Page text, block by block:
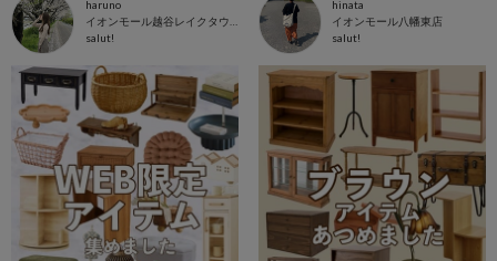
haruno
salut!
hinata
イオンモール八幡東店
salut!